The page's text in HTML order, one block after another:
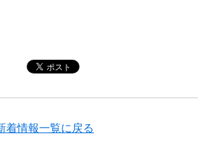
着情報一覧に戻る